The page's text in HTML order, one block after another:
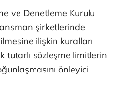
ve Denetleme Kurulu
şirketlerinde
ilişkin kuralları
tutarlı sözleşme limitlerini
önleyici